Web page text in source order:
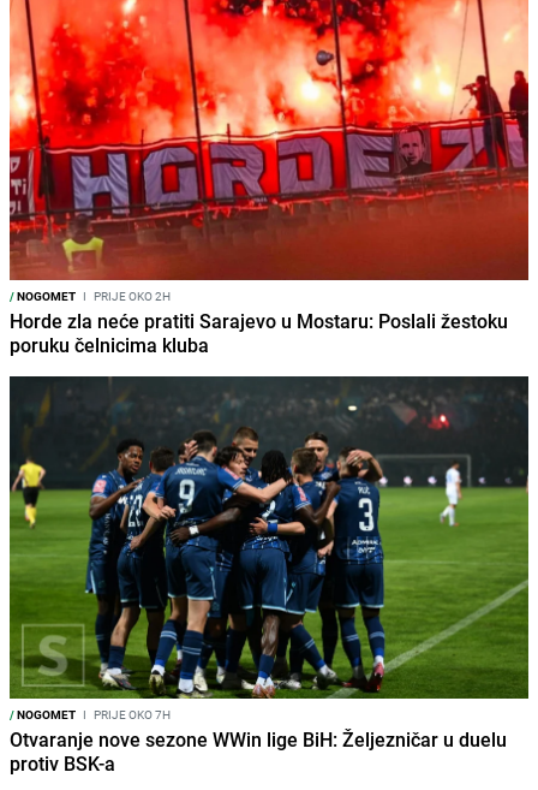
/NOGOMET I PRIJE OKO 2H
Horde zla neće pratiti Sarajevo u Mostaru: Poslali žestoku
poruku čelnicima kluba
/NOGOMET I PRIJE OKO 7H
Otvaranje nove sezone WWin lige BiH: Željezničar u duelu
protiv BSK-a